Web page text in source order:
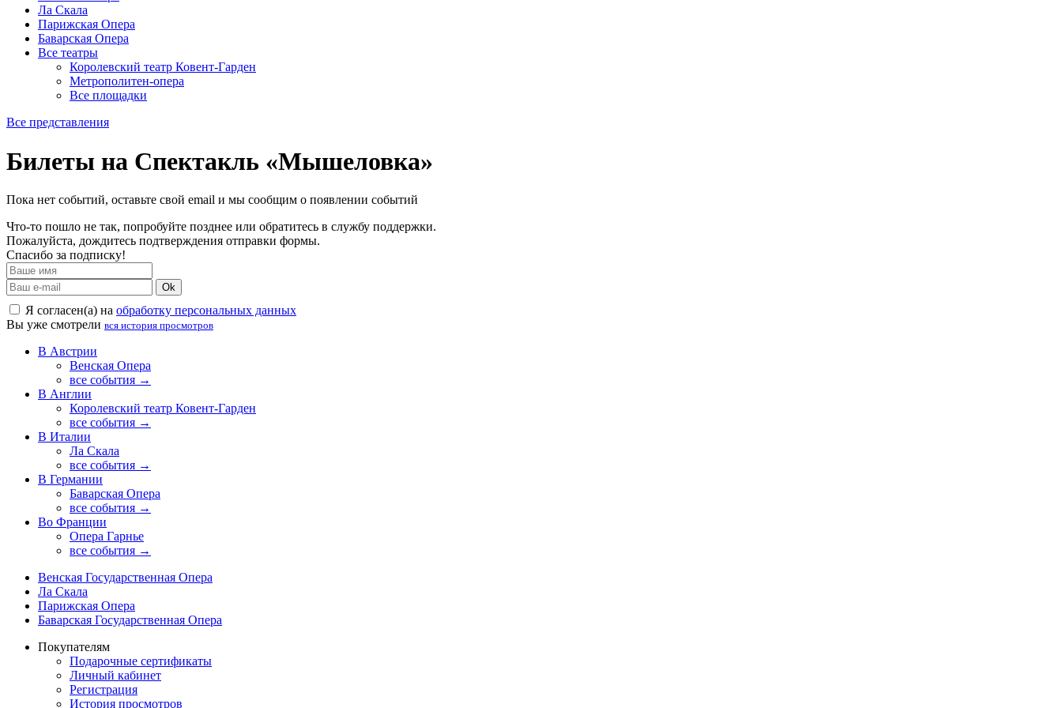
Ла Скала
Парижская Опера
Баварская Опера
Все театры
Королевский театр Ковент-Гарден
Метрополитен-опера
Все площадки
Все представления
Билеты на Спектакль «Мышеловка»
Пока нет событий, оставьте свой email и мы сообщим о появлении событий
Что-то пошло не так, попробуйте позднее или обратитесь в службу поддержки.
Пожалуйста, дождитесь подтверждения отправки формы.
Спасибо за подписку!
Ok
Я согласен(а) на обработку персональных данных
Вы уже смотрели вся история просмотров
В Австрии
Венская Опера
все события →
В Англии
Королевский театр Ковент-Гарден
все события →
В Италии
Ла Скала
все события →
В Германии
Баварская Опера
все события →
Во Франции
Опера Гарнье
все события →
Венская Государственная Опера
Ла Скала
Парижская Опера
Баварская Государственная Опера
Покупателям
Подарочные сертификаты
Личный кабинет
Регистрация
История просмотров